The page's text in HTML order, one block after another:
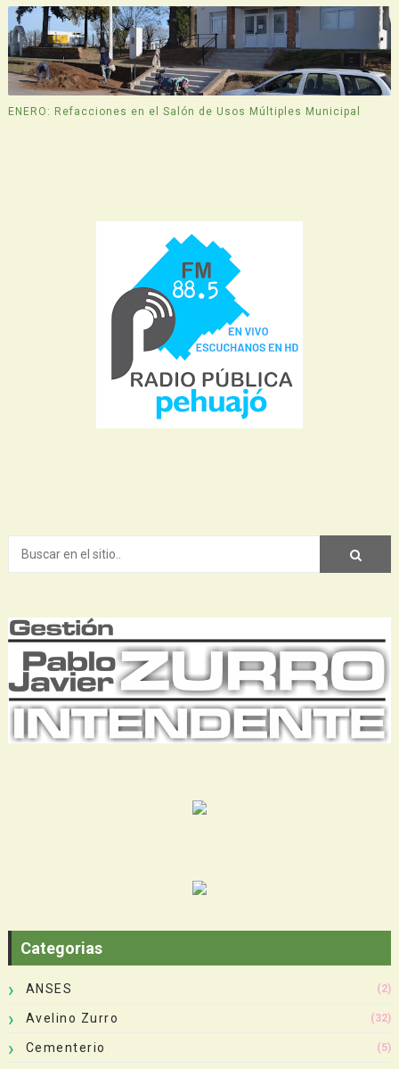
ENERO: Refacciones en el Salón de Usos Múltiples Municipal
Categorias
ANSES (2)
Avelino Zurro (32)
Cementerio (5)